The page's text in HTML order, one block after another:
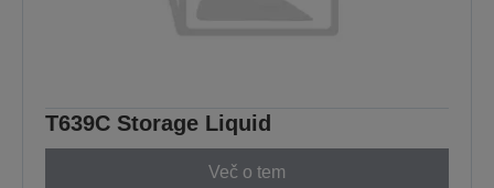
T639C Storage Liquid
Več o tem